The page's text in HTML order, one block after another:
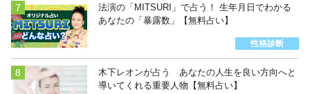
法演の「MITSURI」で占う！ 生年月日でわかる
あなたの「暴露数」【無料占い】
性格診断
木下レオンが占う あなたの人生を良い方向へと
導いてくれる重要人物【無料占い】